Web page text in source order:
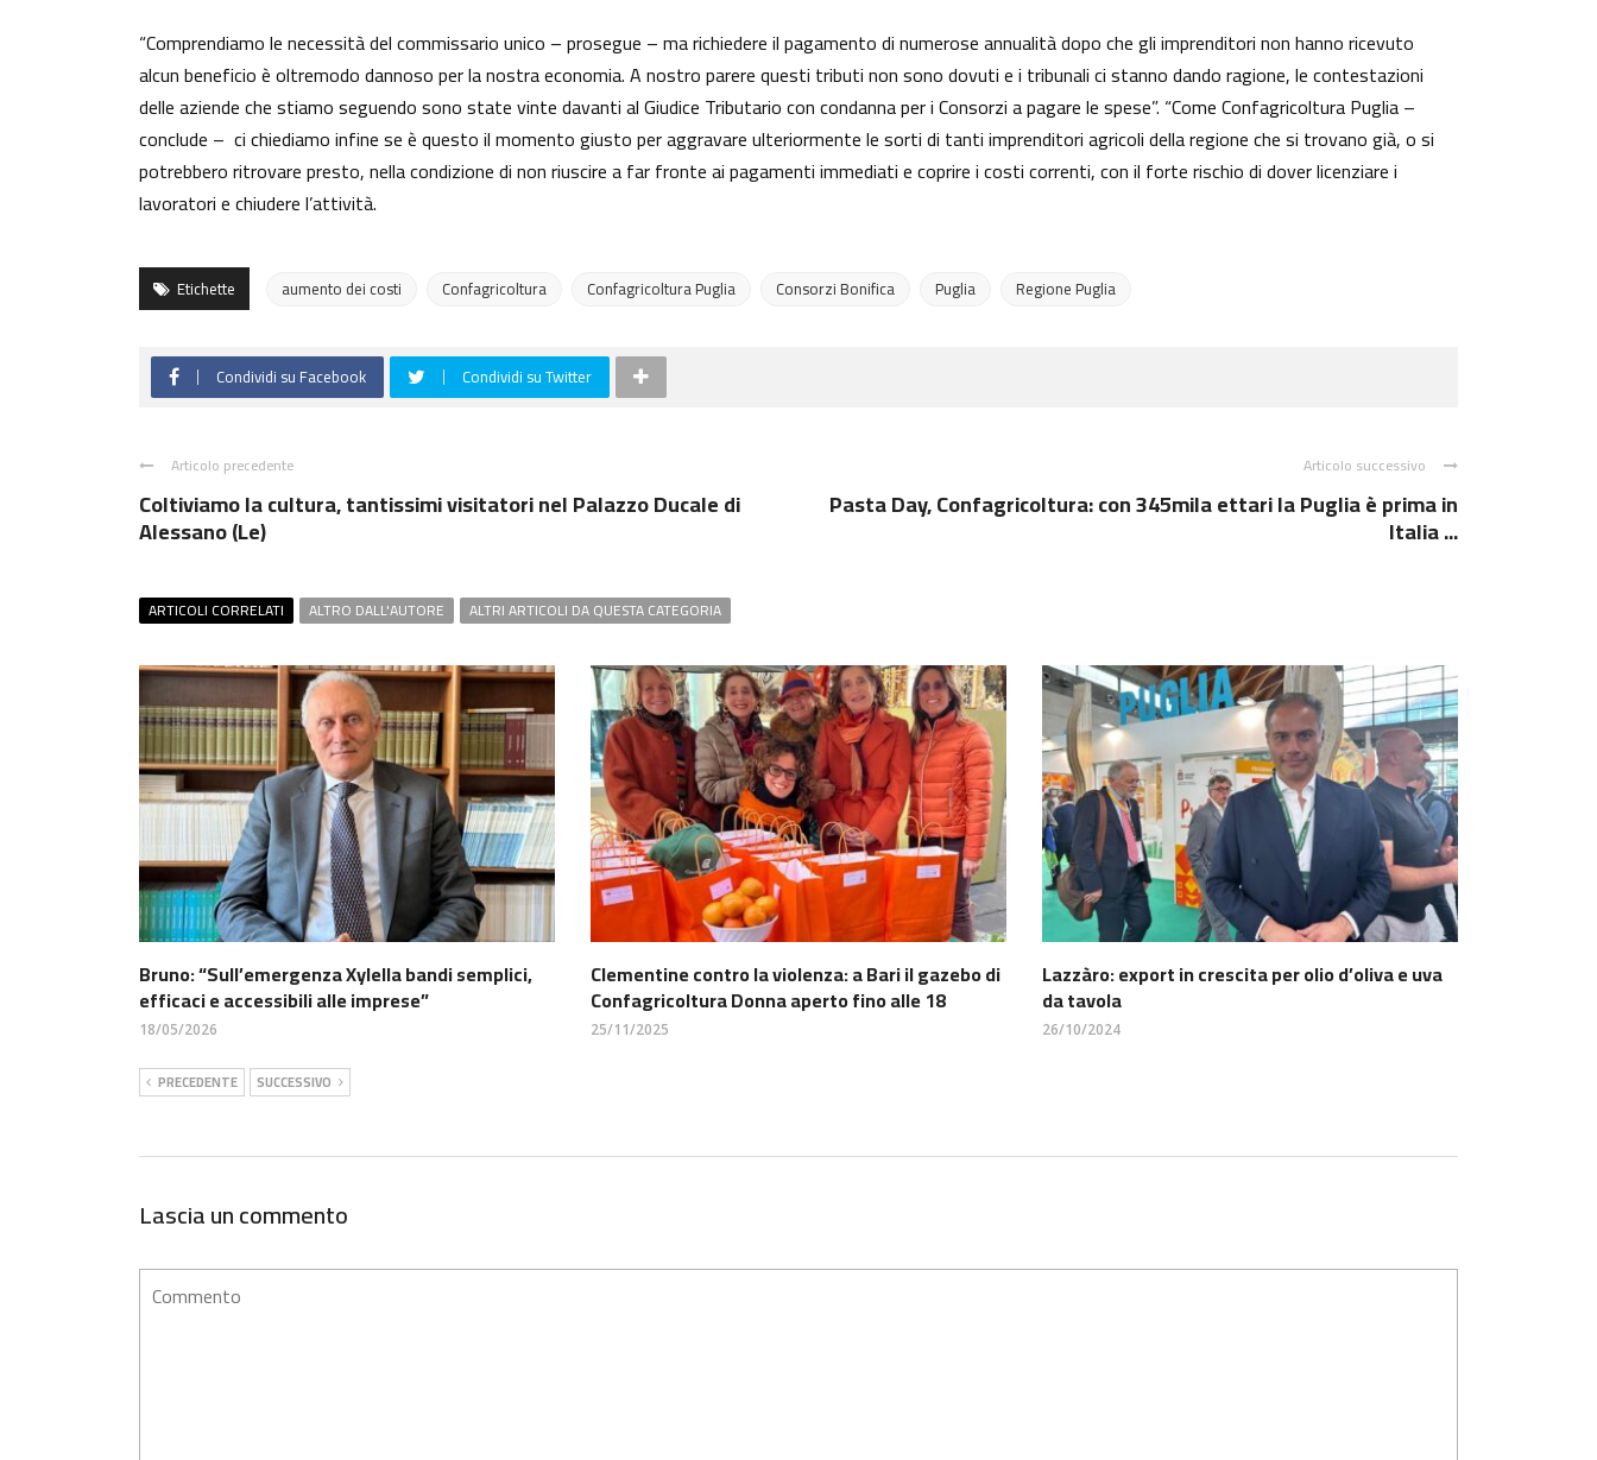
“Comprendiamo le necessità del commissario unico – prosegue – ma richiedere il pagamento di numerose annualità dopo che gli imprenditori non hanno ricevuto
alcun beneficio è oltremodo dannoso per la nostra economia. A nostro parere questi tributi non sono dovuti e i tribunali ci stanno dando ragione, le contestazioni
delle aziende che stiamo seguendo sono state vinte davanti al Giudice Tributario con condanna per i Consorzi a pagare le spese”. “Come Confagricoltura Puglia –
conclude – ci chiediamo infine se è questo il momento giusto per aggravare ulteriormente le sorti di tanti imprenditori agricoli della regione che si trovano già, o si
potrebbero ritrovare presto, nella condizione di non riuscire a far fronte ai pagamenti immediati e coprire i costi correnti, con il forte rischio di dover licenziare i
lavoratori e chiudere l’attività.
Etichette aumento dei costi Confagricoltura Confagricoltura Puglia Consorzi Bonifica Puglia Regione Puglia
Condividi su Facebook Condividi su Twitter
Articolo precedente
Coltiviamo la cultura, tantissimi visitatori nel Palazzo Ducale di
Alessano (Le)
Articolo successivo
Pasta Day, Confagricoltura: con 345mila ettari la Puglia è prima in
Italia ...
ARTICOLI CORRELATI ALTRO DALL'AUTORE ALTRI ARTICOLI DA QUESTA CATEGORIA
Bruno: “Sull’emergenza Xylella bandi semplici,
efficaci e accessibili alle imprese”
18/05/2026
Clementine contro la violenza: a Bari il gazebo di
Confagricoltura Donna aperto fino alle 18
25/11/2025
Lazzàro: export in crescita per olio d’oliva e uva
da tavola
26/10/2024
PRECEDENTE SUCCESSIVO
Lascia un commento